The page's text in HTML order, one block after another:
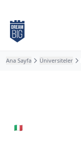
Ana Sayfa Üniversiteler
🇮🇹